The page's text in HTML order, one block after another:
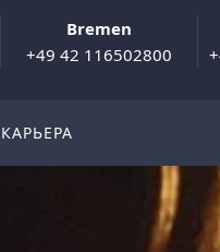
Bremen
+49 42 116502800
КАРЬЕРА